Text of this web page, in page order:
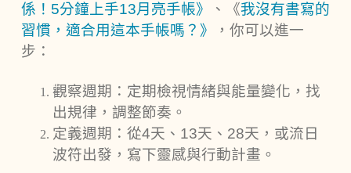
係！5分鐘上手13月亮手帳》
、《我沒有書寫的
習慣，適合用這本手帳嗎？》
，你可以進一
步：
觀察週期：定期檢視情緒與能量變化，找
出規律，調整節奏。
定義週期：從4天、13天、28天，或流日
波符出發，寫下靈感與行動計畫。